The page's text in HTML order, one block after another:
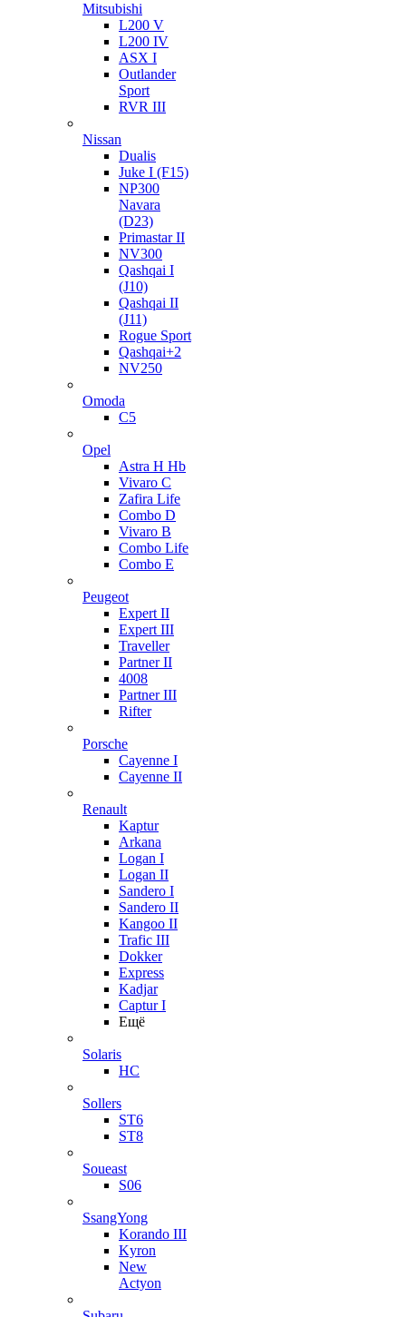
Mitsubishi
L200 V
L200 IV
ASX I
Outlander
Sport
RVR III
Nissan
Dualis
Juke I (F15)
NP300
Navara
(D23)
Primastar II
NV300
Qashqai I
(J10)
Qashqai II
(J11)
Rogue Sport
Qashqai+2
NV250
Omoda
C5
Opel
Astra H Hb
Vivaro C
Zafira Life
Combo D
Vivaro B
Combo Life
Combo E
Peugeot
Expert II
Expert III
Traveller
Partner II
4008
Partner III
Rifter
Porsche
Cayenne I
Cayenne II
Renault
Kaptur
Arkana
Logan I
Logan II
Sandero I
Sandero II
Kangoo II
Trafic III
Dokker
Express
Kadjar
Captur I
Ещё
Solaris
HC
Sollers
ST6
ST8
Soueast
S06
SsangYong
Korando III
Kyron
New
Actyon